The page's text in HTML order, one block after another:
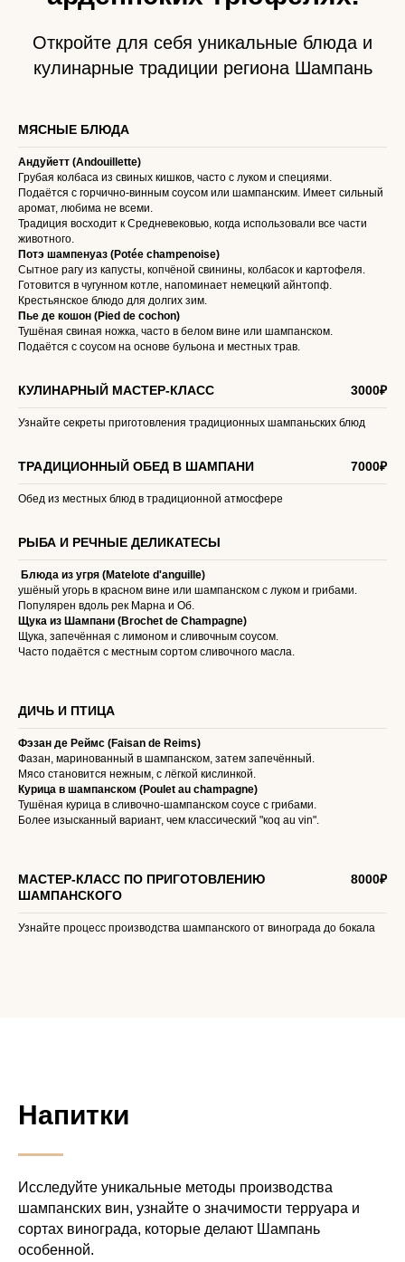
Откройте для себя уникальные блюда и
кулинарные традиции региона Шампань
МЯСНЫЕ БЛЮДА
Андуйетт (Andouillette)
Грубая колбаса из свиных кишков, часто с луком и специями.
Подаётся с горчично-винным соусом или шампанским. Имеет сильный
аромат, любима не всеми.
Традиция восходит к Средневековью, когда использовали все части
животного.
Потэ шампенуаз (Potée champenoise)
Сытное рагу из капусты, копчёной свинины, колбасок и картофеля.
Готовится в чугунном котле, напоминает немецкий айнтопф.
Крестьянское блюдо для долгих зим.
Пье де кошон (Pied de cochon)
Тушёная свиная ножка, часто в белом вине или шампанском.
Подаётся с соусом на основе бульона и местных трав.
КУЛИНАРНЫЙ МАСТЕР-КЛАСС 3000₽
Узнайте секреты приготовления традиционных шампаньских блюд
ТРАДИЦИОННЫЙ ОБЕД В ШАМПАНИ 7000₽
Обед из местных блюд в традиционной атмосфере
РЫБА И РЕЧНЫЕ ДЕЛИКАТЕСЫ
Блюда из угря (Matelote d'anguille)
ушёный угорь в красном вине или шампанском с луком и грибами.
Популярен вдоль рек Марна и Об.
Щука из Шампани (Brochet de Champagne)
Щука, запечённая с лимоном и сливочным соусом.
Часто подаётся с местным сортом сливочного масла.
ДИЧЬ И ПТИЦА
Фэзан де Реймс (Faisan de Reims)
Фазан, маринованный в шампанском, затем запечённый.
Мясо становится нежным, с лёгкой кислинкой.
Курица в шампанском (Poulet au champagne)
Тушёная курица в сливочно-шампанском соусе с грибами.
Более изысканный вариант, чем классический "коq au vin".
МАСТЕР-КЛАСС ПО ПРИГОТОВЛЕНИЮ
ШАМПАНСКОГО
8000₽
Узнайте процесс производства шампанского от винограда до бокала
Напитки
Исследуйте уникальные методы производства
шампанских вин, узнайте о значимости терруара и
сортах винограда, которые делают Шампань
особенной.